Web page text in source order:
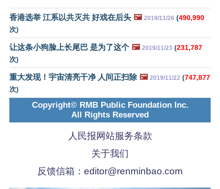
香港选举 江系以共灭共 好戏在后头 🖼️ 2019/11/26 (490,990
次)
让这条小狗脸上长尾巴 是为了这个 🖼️ 2019/11/23 (231,787
次)
重大发现！宇宙清亮干净 人间正扫除 🖼️ 2019/11/22 (747,877
次)
Copyright© RMB Public Foundation Inc.
All Rights Reserved
人民报网站服务条款
关于我们
反馈信箱： editor@renminbao.com